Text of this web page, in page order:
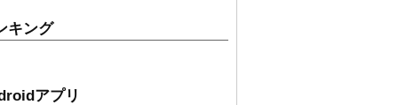
キング
アプリ